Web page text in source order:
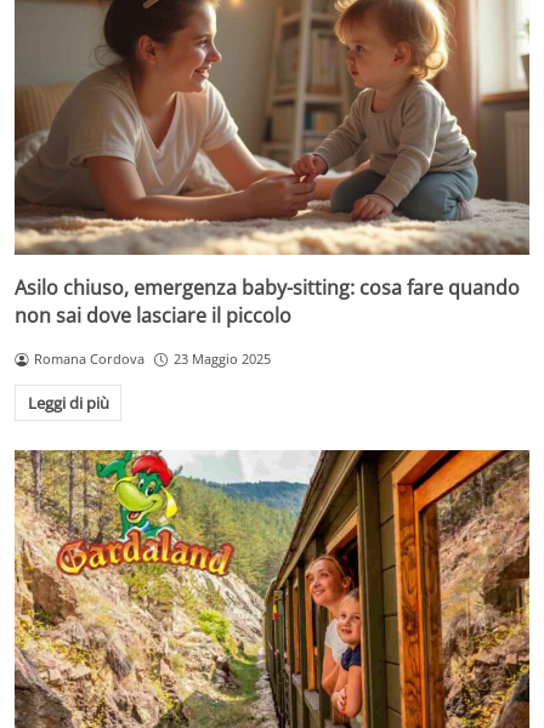
Asilo chiuso, emergenza baby-sitting: cosa fare quando
non sai dove lasciare il piccolo
Romana Cordova 23 Maggio 2025
Leggi di più